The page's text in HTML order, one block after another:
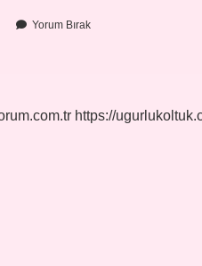
Yorum Bırak
https://